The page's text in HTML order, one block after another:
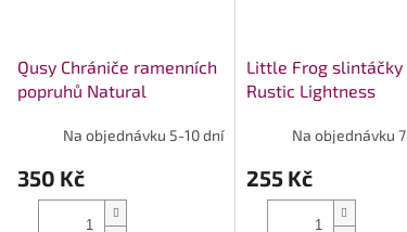
Qusy Chrániče ramenních
popruhů Natural
Na objednávku 5-10 dní
350 Kč
Little Frog slintáčky
Rustic Lightness
Na objednávku
255 Kč